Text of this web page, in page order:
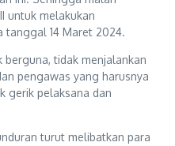
untuk melakukan
tanggal 14 Maret 2024.
berguna, tidak menjalankan
pengawas yang harusnya
gerik pelaksana dan
turut melibatkan para